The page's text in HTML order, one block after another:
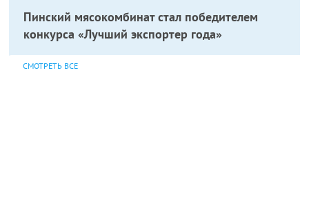
Пинский мясокомбинат стал победителем
конкурса «Лучший экспортер года»
СМОТРЕТЬ ВСЕ